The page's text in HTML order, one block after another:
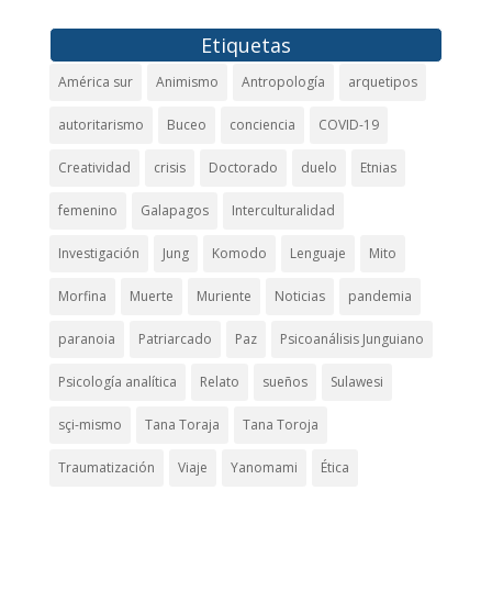
Etiquetas
América sur Animismo Antropología arquetipos
autoritarismo Buceo conciencia COVID-19
Creatividad crisis Doctorado duelo Etnias
femenino Galapagos Interculturalidad
Investigación Jung Komodo Lenguaje Mito
Morfina Muerte Muriente Noticias pandemia
paranoia Patriarcado Paz Psicoanálisis Junguiano
Psicología analítica Relato sueños Sulawesi
sçi-mismo Tana Toraja Tana Toroja
Traumatización Viaje Yanomami Ética